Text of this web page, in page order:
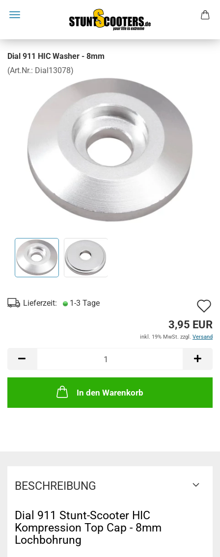
Dial 911 HIC Washer - 8mm
(Art.Nr.: Dial13078)
Lieferzeit: 1-3 Tage
3,95 EUR
inkl. 19% MwSt. zzgl. Versand
In den Warenkorb
BESCHREIBUNG
Dial 911 Stunt-Scooter HIC
Kompression Top Cap - 8mm
Lochbohrung